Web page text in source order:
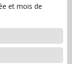
et mois de